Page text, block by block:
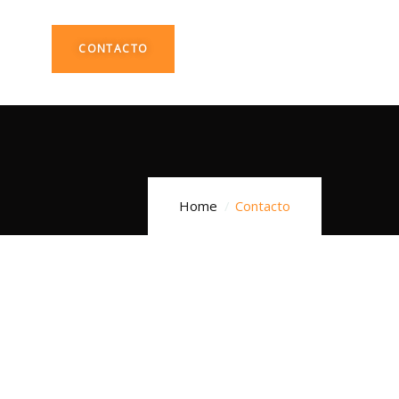
CONTACTO
Home Contacto